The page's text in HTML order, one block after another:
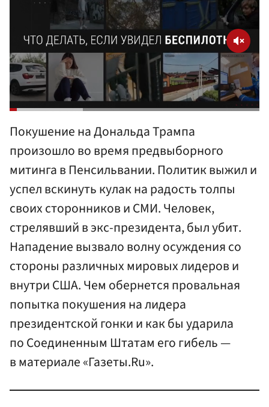
Покушение на Дональда Трампа
произошло во время предвыборного
митинга в Пенсильвании. Политик выжил и
успел вскинуть кулак на радость толпы
своих сторонников и СМИ. Человек,
стрелявший в экс-президента, был убит.
Нападение вызвало волну осуждения со
стороны различных мировых лидеров и
внутри США. Чем обернется провальная
попытка покушения на лидера
президентской гонки и как бы ударила
по Соединенным Штатам его гибель —
в материале «Газеты.Ru».